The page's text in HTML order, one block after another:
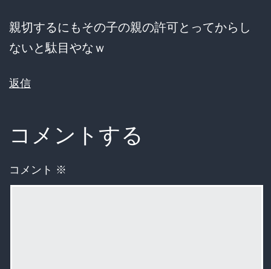
親切するにもその子の親の許可とってからし
ないと駄目やなｗ
返信
コメントする
コメント ※